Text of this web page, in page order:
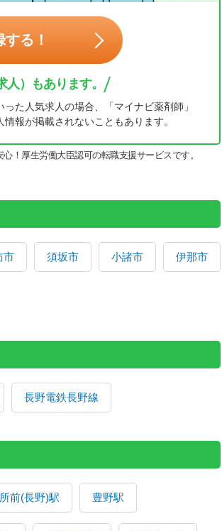
る！
）もあります。
た人気求人の場合、「マイナビ薬剤師」
報が掲載されないこともあります。
！厚生労働大臣認可の転職支援サービスです。
市 須坂市 小諸市 伊那市
長野電鉄長野線
前(長野)駅 豊野駅